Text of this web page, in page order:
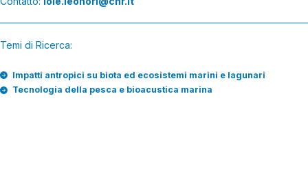
Temi di Ricerca:
Impatti antropici su biota ed ecosistemi marini e lagunari
Tecnologia della pesca e bioacustica marina